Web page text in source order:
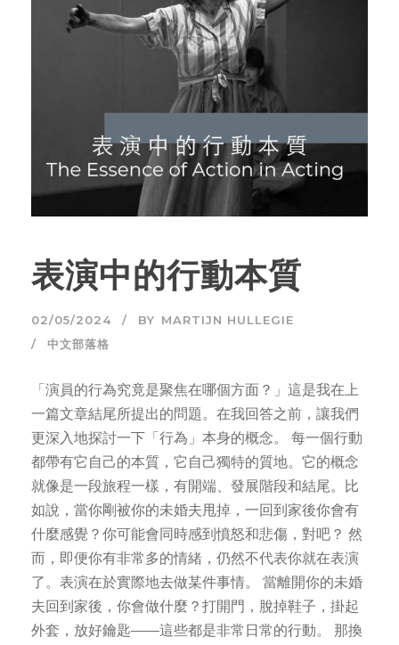
表演中的行動本質
02/05/2024 BY MARTIJN HULLEGIE
中文部落格
「演員的行為究竟是聚焦在哪個方面？」這是我在上
一篇文章結尾所提出的問題。在我回答之前，讓我們
更深入地探討一下「行為」本身的概念。 每一個行動
都帶有它自己的本質，它自己獨特的質地。它的概念
就像是一段旅程一樣，有開端、發展階段和結尾。比
如說，當你剛被你的未婚夫甩掉，一回到家後你會有
什麼感覺？你可能會同時感到憤怒和悲傷，對吧？ 然
而，即便你有非常多的情緒，仍然不代表你就在表演
了。表演在於實際地去做某件事情。 當離開你的未婚
夫回到家後，你會做什麼？打開門，脫掉鞋子，掛起
外套，放好鑰匙——這些都是非常日常的行動。 那換